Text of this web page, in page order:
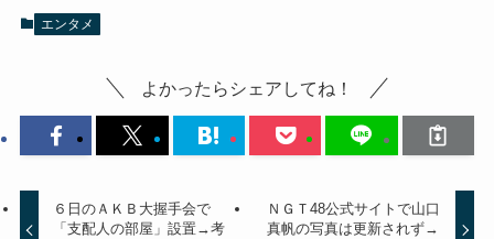
エンタメ
よかったらシェアしてね！
６日のＡＫＢ大握手会で
「支配人の部屋」設置→考
ＮＧＴ48公式サイトで山口
真帆の写真は更新されず→